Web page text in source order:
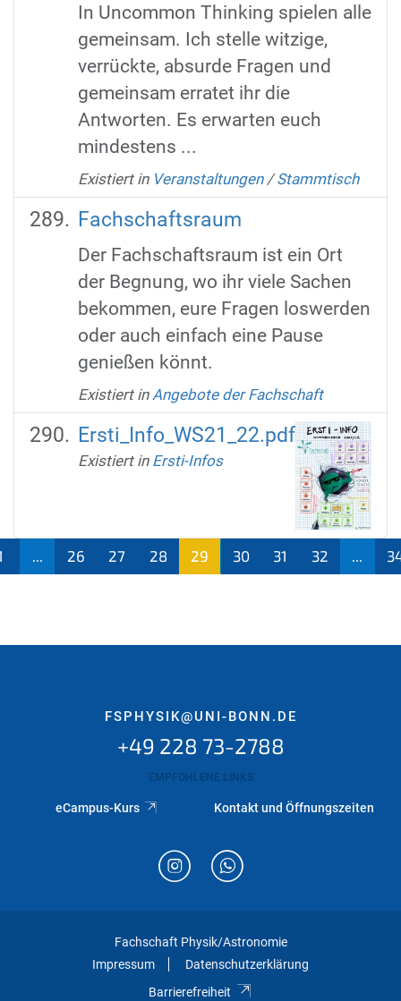
In Uncommon Thinking spielen alle
gemeinsam. Ich stelle witzige,
verrückte, absurde Fragen und
gemeinsam erratet ihr die
Antworten. Es erwarten euch
mindestens ...
Existiert in Veranstaltungen /Stammtisch
Fachschaftsraum
Der Fachschaftsraum ist ein Ort
der Begnung, wo ihr viele Sachen
bekommen, eure Fragen loswerden
oder auch einfach eine Pause
genießen könnt.
Existiert in Angebote der Fachschaft
Ersti_Info_WS21_22.pdf
Existiert in Ersti-Infos
26 27 28
29
30 31 32
FSPHYSIK@UNI-BONN.DE
+49 228 73-2788
EMPFOHLENE LINKS
eCampus-Kurs Kontakt und Öffnungszeiten
Fachschaft Physik/Astronomie
Impressum
Datenschutzerklärung
Barrierefreiheit